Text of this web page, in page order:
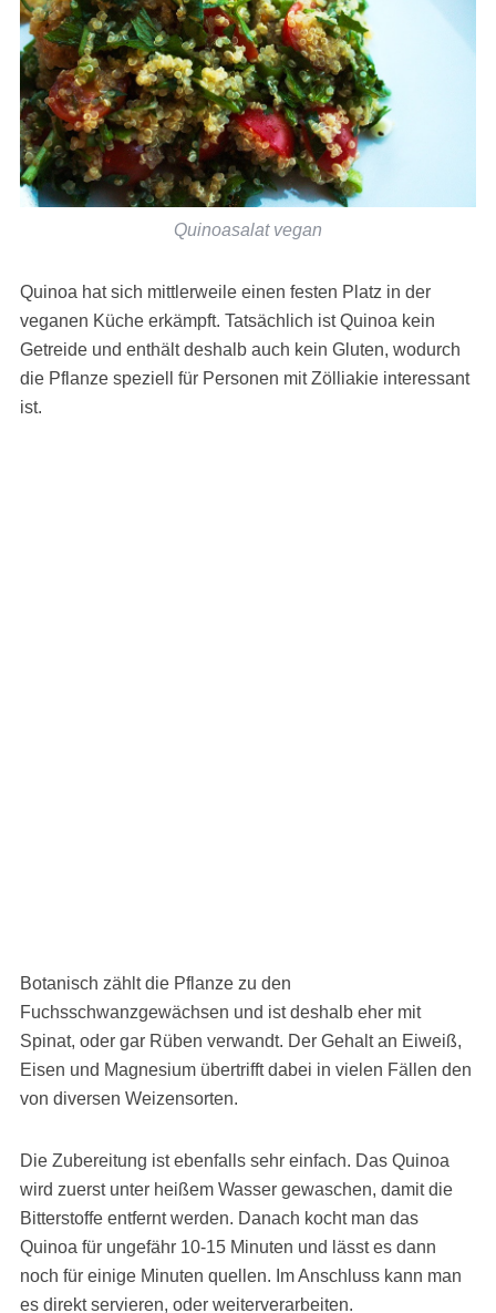
Quinoasalat vegan
Quinoa hat sich mittlerweile einen festen Platz in der
veganen Küche erkämpft. Tatsächlich ist Quinoa kein
Getreide und enthält deshalb auch kein Gluten, wodurch
die Pflanze speziell für Personen mit Zölliakie interessant
ist.
Botanisch zählt die Pflanze zu den
Fuchsschwanzgewächsen und ist deshalb eher mit
Spinat, oder gar Rüben verwandt. Der Gehalt an Eiweiß,
Eisen und Magnesium übertrifft dabei in vielen Fällen den
von diversen Weizensorten.
Die Zubereitung ist ebenfalls sehr einfach. Das Quinoa
wird zuerst unter heißem Wasser gewaschen, damit die
Bitterstoffe entfernt werden. Danach kocht man das
Quinoa für ungefähr 10-15 Minuten und lässt es dann
noch für einige Minuten quellen. Im Anschluss kann man
es direkt servieren, oder weiterverarbeiten.